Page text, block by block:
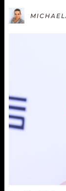
TRENDY
KULTURA
APLIKACE
SOUTĚŽE